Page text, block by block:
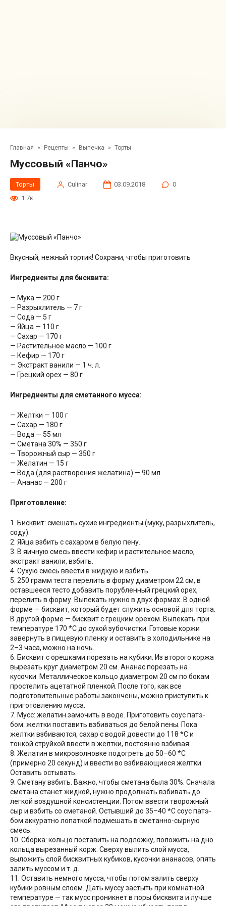
Главная » Рецепты » Выпечка » Торты
Муссовый «Панчо»
Торты Сulinar 03.09.2018
0
1.7к.
Вкусный, нежный тортик! Сохрани, чтобы приготовить
Ингредиенты для бисквита:
— Мука — 200 г
— Разрыхлитель — 7 г
— Сода — 5 г
— Яйца — 110 г
— Сахар — 170 г
— Растительное масло — 100 г
— Кефир — 170 г
— Экстракт ванили — 1 ч. л.
— Грецкий орех — 80 г
Ингредиенты для сметанного мусса:
— Желтки — 100 г
— Сахар — 180 г
— Вода — 55 мл
— Сметана 30% — 350 г
— Творожный сыр — 350 г
— Желатин — 15 г
— Вода (для растворения желатина) — 90 мл
— Ананас — 200 г
Приготовление:
1. Бисквит: смешать сухие ингредиенты (муку, разрыхлитель,
соду).
2. Яйца взбить с сахаром в белую пену.
3. В яичную смесь ввести кефир и растительное масло,
экстракт ванили, взбить.
4. Сухую смесь ввести в жидкую и взбить.
5. 250 грамм теста перелить в форму диаметром 22 см, в
оставшееся тесто добавить порубленный грецкий орех,
перелить в форму. Выпекать нужно в двух формах. В одной
форме — бисквит, который будет служить основой для торта.
В другой форме — бисквит с грецким орехом. Выпекать при
температуре 170 *С до сухой зубочистки. Готовые коржи
завернуть в пищевую пленку и оставить в холодильнике на
2–3 часа, можно на ночь.
6. Бисквит с орешками порезать на кубики. Из второго коржа
вырезать круг диаметром 20 см. Ананас порезать на
кусочки. Металлическое кольцо диаметром 20 см по бокам
простелить ацетатной пленкой. После того, как все
подготовительные работы закончены, можно приступить к
приготовлению мусса.
7. Мусс: желатин замочить в воде. Приготовить соус патэ-
бом: желтки поставить взбиваться до белой пены. Пока
желтки взбиваются, сахар с водой довести до 118 *С и
тонкой струйкой ввести в желтки, постоянно взбивая.
8. Желатин в микроволновке подогреть до 50–60 *С
(примерно 20 секунд) и ввести во взбивающиеся желтки.
Оставить остывать.
9. Сметану взбить. Важно, чтобы сметана была 30%. Сначала
сметана станет жидкой, нужно продолжать взбивать до
легкой воздушной консистенции. Потом ввести творожный
сыр и взбить со сметаной. Остывший до 35–40 *С соус патэ-
бом аккуратно лопаткой подмешать в сметанно-сырную
смесь.
10. Сборка: кольцо поставить на подложку, положить на дно
кольца вырезанный корж. Сверху вылить слой мусса,
выложить слой бисквитных кубиков, кусочки ананасов, опять
залить муссом и т. д.
11. Оставить немного мусса, чтобы потом залить сверху
кубики ровным слоем. Дать муссу застыть при комнатной
температуре — так мусс проникнет в поры бисквита и лучше